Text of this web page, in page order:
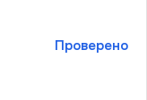
Проверено